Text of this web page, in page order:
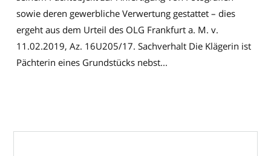
sowie deren gewerbliche Verwertung gestattet – dies
ergeht aus dem Urteil des OLG Frankfurt a. M. v.
11.02.2019, Az. 16U205/17. Sachverhalt Die Klägerin ist
Pächterin eines Grundstücks nebst...